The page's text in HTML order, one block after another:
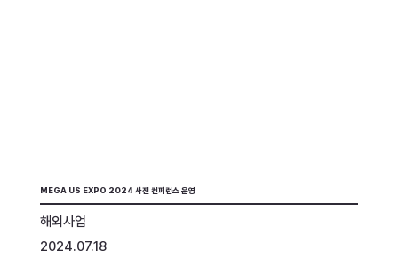
MEGA US EXPO 2024 사전 컨퍼런스 운영
해외사업
2024.07.18